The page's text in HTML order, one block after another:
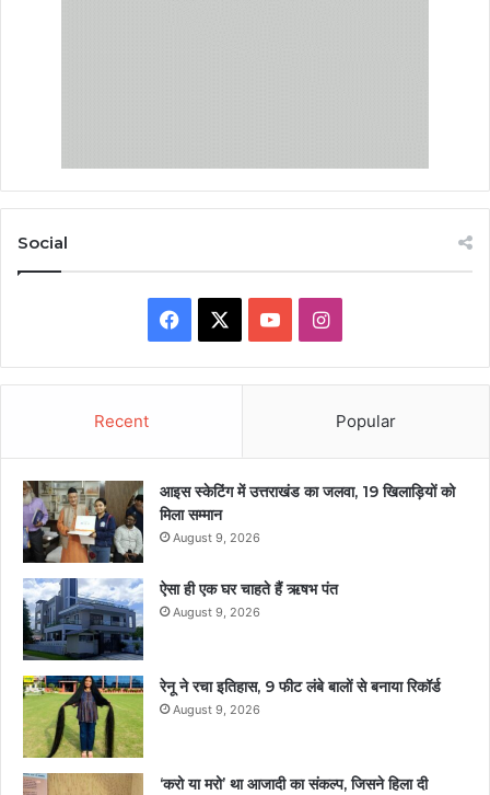
Social
Facebook YouTubeInstagram
Recent Popular
आइस स्केटिंग में उत्तराखंड का जलवा, 19 खिलाड़ियों को
मिला सम्मान
August 9, 2026
ऐसा ही एक घर चाहते हैं ऋषभ पंत
August 9, 2026
रेनू ने रचा इतिहास, 9 फीट लंबे बालों से बनाया रिकॉर्ड
August 9, 2026
‘करो या मरो’ था आजादी का संकल्प, जिसने हिला दी